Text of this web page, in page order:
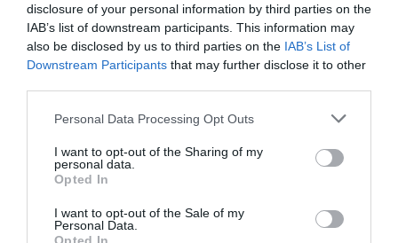
disclosure of your personal information by third parties on the
IAB’s list of downstream participants. This information may
also be disclosed by us to third parties on the IAB’s List of
Downstream Participants that may further disclose it to other
Personal Data Processing Opt Outs
I want to opt-out of the Sharing of my
personal data.
Opted In
I want to opt-out of the Sale of my
Personal Data.
universalitza el contrato temporal. Proponemos
cambiar el reglamento de la contratación a
tiempo parcial: la última reforma ha disparado su
que da estabilidad: por qué se hace un contrato.
Ahora se le da más valor a la duración del contrato
que a la causa del contrato. Los es más sencillo
utilizar la gente y tirarla.